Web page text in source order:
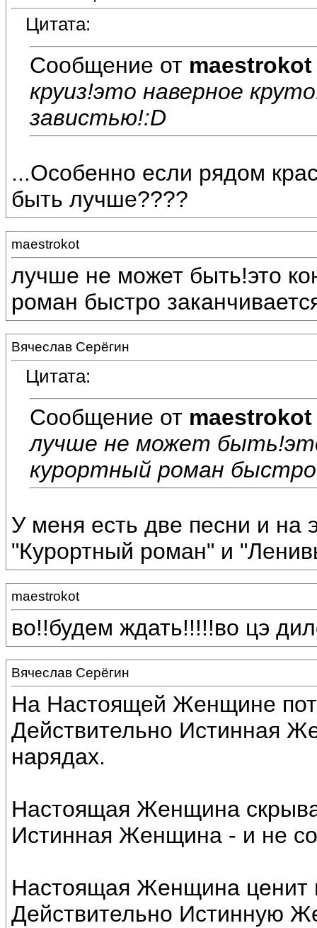
Цитата:
Сообщение от maestrokot
круиз!это наверное
завистью!:D
...Особенно если рядом
быть лучше????
maestrokot
лучше не может быть!это
роман быстро
Вячеслав Серёгин
Цитата:
Сообщение от maestrokot
лучше не может
курортный роман
У меня есть две песни и на
"Курортный роман" и
maestrokot
во!!будем ждать!!!!!во цэ
Вячеслав Серёгин
На Настоящей Женщине
Действительно Истинная
нарядах.
Настоящая Женщина
Истинная Женщина - и не
Настоящая Женщина ценит
Действительно Истинную